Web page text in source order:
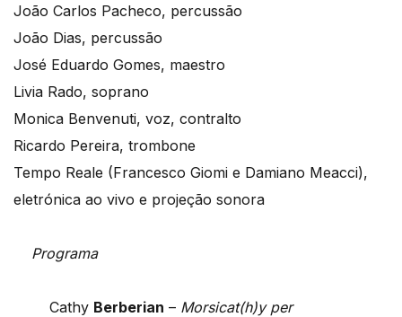
João Carlos Pacheco, percussão
João Dias, percussão
José Eduardo Gomes, maestro
Livia Rado, soprano
Monica Benvenuti, voz, contralto
Ricardo Pereira, trombone
Tempo Reale (Francesco Giomi e Damiano Meacci),
eletrónica ao vivo e projeção sonora
Programa
Cathy Berberian – Morsicat(h)y per